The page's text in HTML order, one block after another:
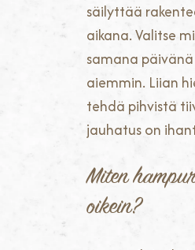
säilyttää
aikana. Valitse
samana
aiemmin. Liian
tehdä pihvistä
jauhatus on
Miten
oikein?